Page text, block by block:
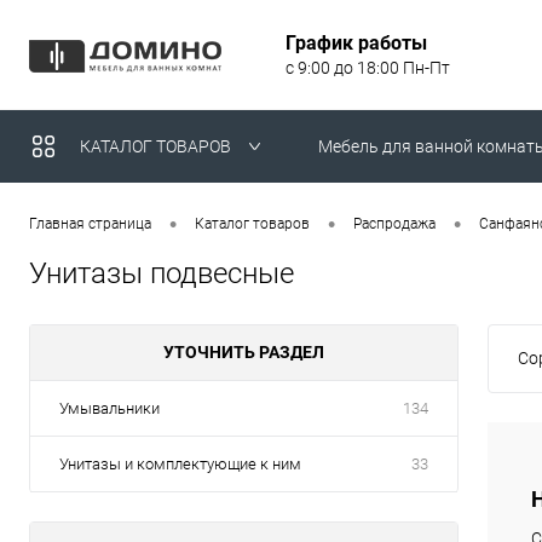
График работы
с 9:00 до 18:00 Пн-Пт
КАТАЛОГ ТОВАРОВ Мебель для ванной
Умывальники над
Главная страница • Каталог товаров • Распродажа •
Унитазы подвесные
УТОЧНИТЬ РАЗДЕЛ
Умывальники 134
Унитазы и комплектующие к ним 33